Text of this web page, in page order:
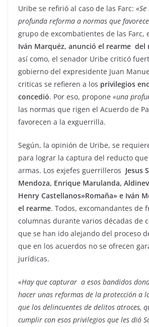
Uribe se refirió al caso de las Farc:
profunda reforma a normas que
grupo de excombatientes de las Farc,
Iván Marquéz, anunció el rearme del
así como, el senador Uribe criticó
gobierno del expresidente Juan
criticas se refieren a los privilegios
concedió. Por eso, propone «una
las normas que rigen el Acuerdo de
favorecen a la exguerrilla.
Según, la opinión de Uribe, se
para lograr la captura del reducto que
armas. Los exjefes guerrilleros Jesus
Mendoza, Enrique Marulanda,
Henry Castellanos»Romaña» e Iván
el rearme. Todos, excomandantes de
columnas durante varios décadas de
que se han ido alejando del proceso
que en los acuerdos no se ofrecen
jurídicas.
«Hay que capturar a esos bandidos
hacer unas reformas de la protección a
que los delincuentes de delitos atroces,
cumplir con esos privilegios que les dió